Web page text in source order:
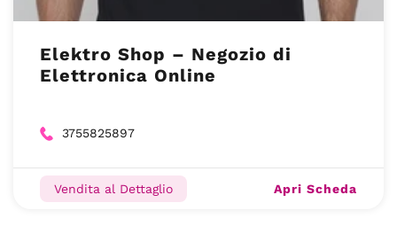
Elektro Shop – Negozio di
Elettronica Online
3755825897
Vendita al Dettaglio Apri Scheda